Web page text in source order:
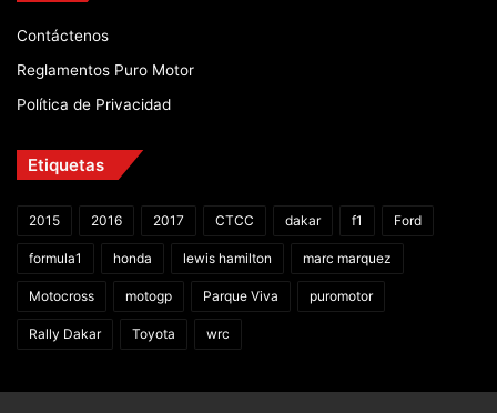
Contáctenos
Reglamentos Puro Motor
Política de Privacidad
Etiquetas
2015 2016 2017 CTCC dakar f1 Ford
formula1 honda lewis hamilton marc marquez
Motocross motogp Parque Viva puromotor
Rally Dakar Toyota wrc